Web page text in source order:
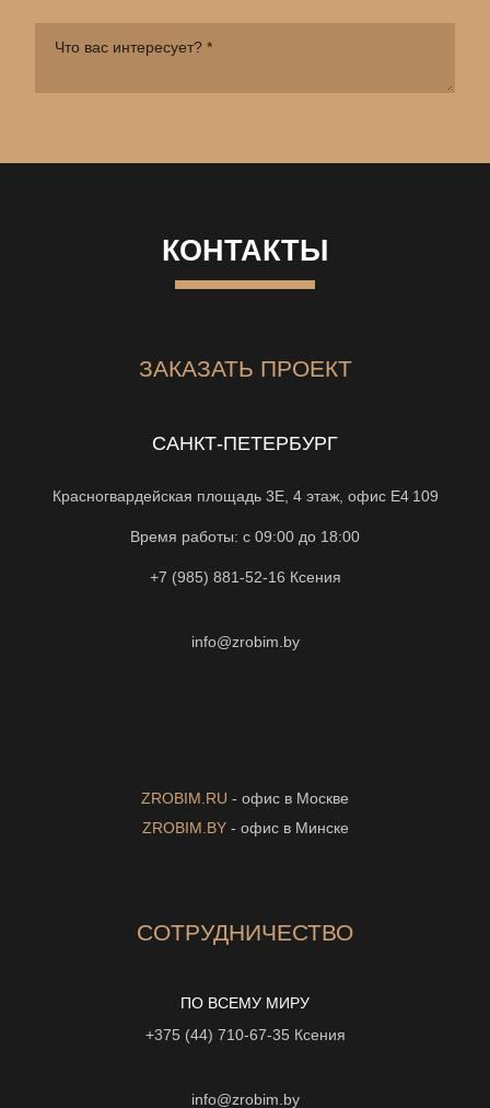
КОНТАКТЫ
ЗАКАЗАТЬ ПРОЕКТ
САНКТ-ПЕТЕРБУРГ
Красногвардейская площадь 3Е, 4 этаж, офис Е4 109
Время работы: с 09:00 до 18:00
+7 (985) 881-52-16 Ксения
info@zrobim.by
ZROBIM.RU - офис в Москве
ZROBIM.BY- офис в Минске
СОТРУДНИЧЕСТВО
ПО ВСЕМУ МИРУ
+375 (44) 710-67-35 Ксения
info@zrobim.by